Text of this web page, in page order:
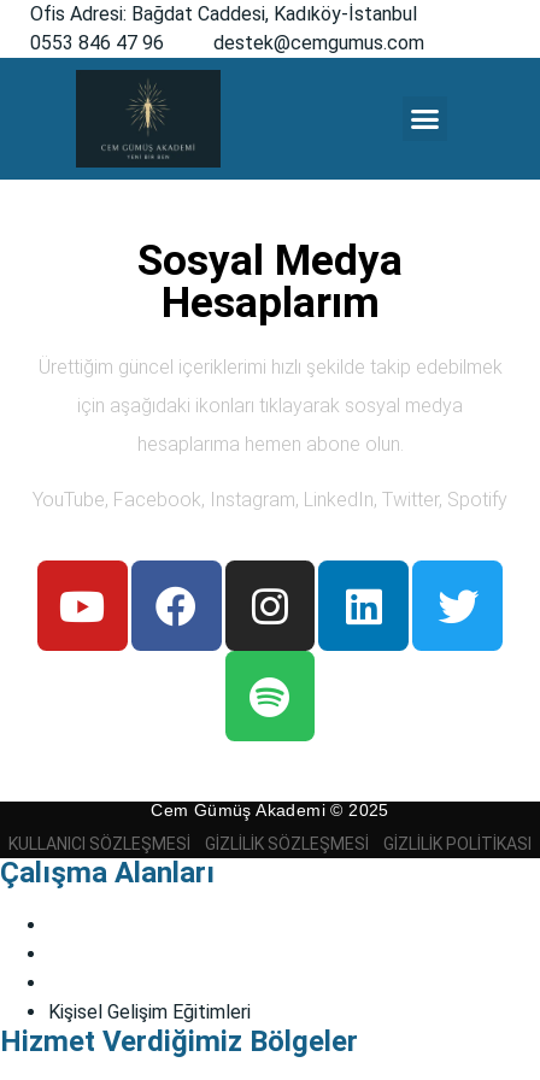
Ofis Adresi: Bağdat Caddesi, Kadıköy-İstanbul
0553 846 47 96
destek@cemgumus.com
Sosyal Medya
Hesaplarım
Ürettiğim güncel içeriklerimi hızlı şekilde takip edebilmek
için aşağıdaki ikonları tıklayarak sosyal medya
hesaplarıma hemen abone olun.
YouTube, Facebook, Instagram, LinkedIn, Twitter, Spotify
Cem Gümüş Akademi © 2025
KULLANICI SÖZLEŞMESI
GIZLILIK SÖZLEŞMESI GIZLILIK POLITIKASI
Çalışma Alanları
Kişisel Gelişim Eğitimleri
Hizmet Verdiğimiz Bölgeler